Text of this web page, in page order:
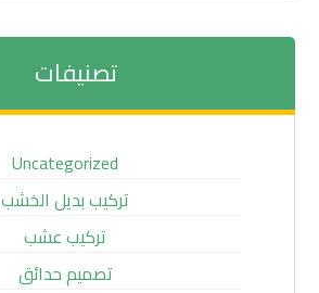
تصنيفات
Uncategorized
تركيب بديل الخشب
تركيب عشب
تصميم حدائق